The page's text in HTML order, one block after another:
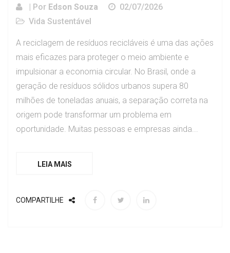
| Por Edson Souza
02/07/2026
Vida Sustentável
A reciclagem de resíduos recicláveis é uma das ações
mais eficazes para proteger o meio ambiente e
impulsionar a economia circular. No Brasil, onde a
geração de resíduos sólidos urbanos supera 80
milhões de toneladas anuais, a separação correta na
origem pode transformar um problema em
oportunidade. Muitas pessoas e empresas ainda...
LEIA MAIS
COMPARTILHE